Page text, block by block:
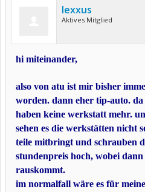
lexxus
Aktives Mitglied
hi miteinander,
also von atu ist mir bisher
worden. dann eher tip-auto.
haben keine werkstatt mehr.
sehen es die werkstätten nicht
teile mitbringt und schrauben
stundenpreis hoch, wobei
rauskommt.
im normalfall wäre es für